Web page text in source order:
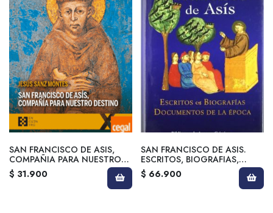
SAN FRANCISCO DE ASIS,
COMPAÑIA PARA NUESTRO
DESTINO
$ 31.900
SAN FRANCISCO DE ASIS.
ESCRITOS, BIOGRAFIAS,
DOCUMENTOS DE LA EPOCA
$ 66.900